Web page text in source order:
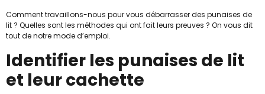
Comment travaillons-nous pour vous débarrasser des punaises de
lit ? Quelles sont les méthodes qui ont fait leurs preuves ? On vous dit
tout de notre mode d’emploi.
Identifier les punaises de lit
et leur cachette